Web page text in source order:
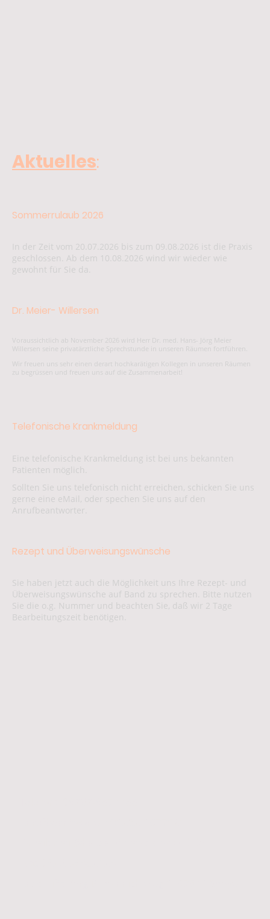
Aktuelles:
Sommerrulaub 2026
In der Zeit vom 20.07.2026 bis zum 09.08.2026 ist die Praxis
geschlossen. Ab dem 10.08.2026 wind wir wieder wie
gewohnt für Sie da.
Dr. Meier- Willersen
Voraussichtlich ab November 2026 wird Herr Dr. med. Hans- Jörg Meier
Willersen seine privatärztliche Sprechstunde in unseren Räumen fortführen.
Wir freuen uns sehr einen derart hochkarätigen Kollegen in unseren Räumen
zu begrüssen und freuen uns auf die Zusammenarbeit!
Telefonische Krankmeldung
Eine telefonische Krankmeldung ist bei uns bekannten
Patienten möglich.
Sollten Sie uns telefonisch nicht erreichen, schicken Sie uns
gerne eine eMail, oder spechen Sie uns auf den
Anrufbeantworter.
Rezept und Überweisungswünsche
Sie haben jetzt auch die Möglichkeit uns Ihre Rezept- und
Überweisungswünsche auf Band zu sprechen. Bitte nutzen
Sie die o.g. Nummer und beachten Sie, daß wir 2 Tage
Bearbeitungszeit benötigen.